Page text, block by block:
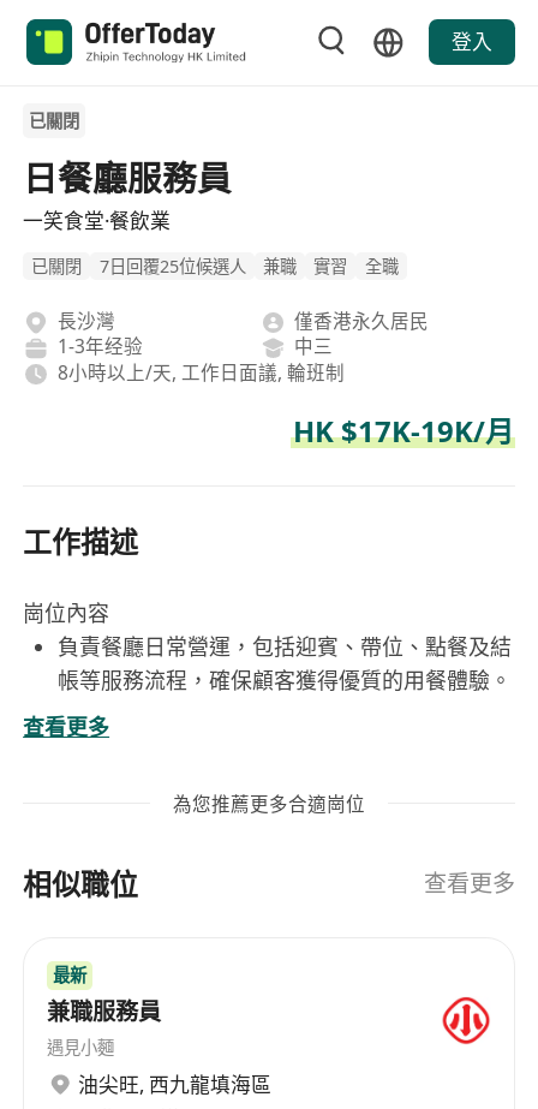
登入
已關閉
日餐廳服務員
一笑食堂·餐飲業
已關閉 7日回覆25位候選人 兼職 實習 全職
長沙灣
僅香港永久居民
1-3年经验
中三
8小時以上/天, 工作日面議, 輪班制
HK $17K-19K/月
工作描述
崗位內容
負責餐廳日常營運，包括迎賓、帶位、點餐及結
帳等服務流程，確保顧客獲得優質的用餐體驗。
熟練掌握菜單內容，能清晰向顧客介紹食材特
色、烹調方式及推薦當季料理。
具及調味品等工作。
時處理特殊飲食要求或突發狀況。
工作要求
具備基本日語溝通能力，能理解常見餐飲用語，
如「お刺身」「天ぷら」等菜名及點餐對話。
有餐廳服務或客戶接待經驗者優先，熟悉日式餐
查看更多
為您推薦更多合適崗位
相似職位 查看更多
最新
兼職服務員
遇見小麵
油尖旺, 西九龍填海區